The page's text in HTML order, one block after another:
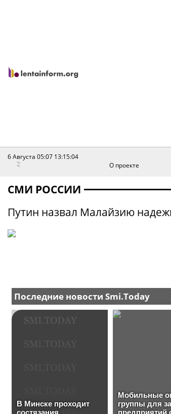
6 Августа 05:07 13:15:04
О проекте
СМИ РОССИИ
Путин назвал Малайзию